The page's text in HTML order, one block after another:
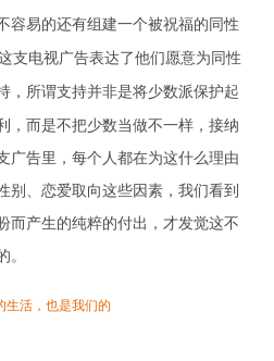
容易的还有组建一个被祝福的同性
支电视广告表达了他们愿意为同性
， 所谓支持并非是将少数派保护起
，而是不把少数当做不一样，接纳
广告里，每个人都在为这什么理由
别、恋爱取向这些因素，我们看到
而产生的纯粹的付出，才发觉这不
。
生活，也是我们的